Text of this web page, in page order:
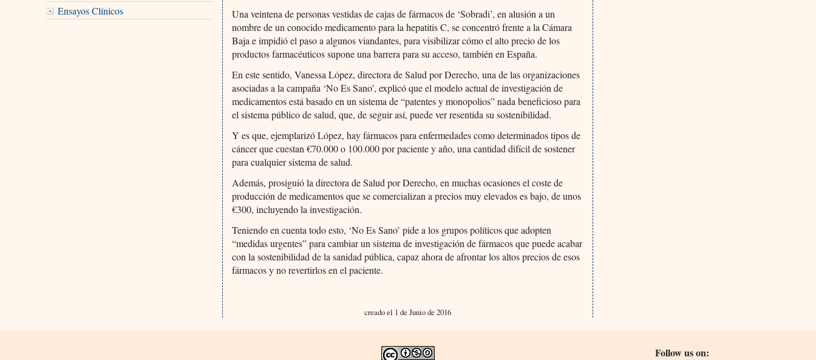
Ensayos Clínicos
Una veintena de personas vestidas de cajas de fármacos de ‘Sobradi’, en alusión a un
nombre de un conocido medicamento para la hepatitis C, se concentró frente a la Cámara
Baja e impidió el paso a algunos viandantes, para visibilizar cómo el alto precio de los
productos farmacéuticos supone una barrera para su acceso, también en España.
En este sentido, Vanessa López, directora de Salud por Derecho, una de las organizaciones
asociadas a la campaña ‘No Es Sano’, explicó que el modelo actual de investigación de
medicamentos está basado en un sistema de “patentes y monopolios” nada beneficioso para
el sistema público de salud, que, de seguir así, puede ver resentida su sostenibilidad.
Y es que, ejemplarizó López, hay fármacos para enfermedades como determinados tipos de
cáncer que cuestan €70.000 o 100.000 por paciente y año, una cantidad difícil de sostener
para cualquier sistema de salud.
Además, prosiguió la directora de Salud por Derecho, en muchas ocasiones el coste de
producción de medicamentos que se comercializan a precios muy elevados es bajo, de unos
€300, incluyendo la investigación.
Teniendo en cuenta todo esto, ‘No Es Sano’ pide a los grupos políticos que adopten
“medidas urgentes” para cambiar un sistema de investigación de fármacos que puede acabar
con la sostenibilidad de la sanidad pública, capaz ahora de afrontar los altos precios de esos
fármacos y no revertirlos en el paciente.
creado el 1 de Junio de 2016
Follow us on: